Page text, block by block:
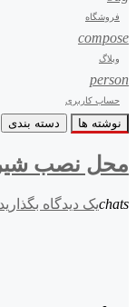
فروشگاه
compose
وبلاگ
person
حساب کاربری
نوشته ها دسته بندی
محل نصب
chatsیک دیدگاه بگذارید